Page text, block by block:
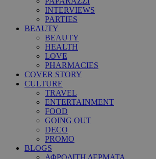
INTERVIEWS
PARTIES
BEAUTY
BEAUTY
HEALTH
LOVE
PHARMACIES
COVER STORY
CULTURE
TRAVEL
ENTERTAINMENT
FOOD
GOING OUT
DECO
PROMO
BLOGS
ΑΦΡΟΔΙΤΗ ΔΕΡΜΑΤΑ